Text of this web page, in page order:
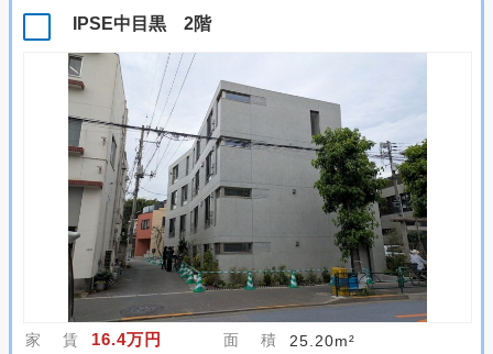
IPSE中目黒 2階
家 賃 16.4万円 面 積
25.20m²